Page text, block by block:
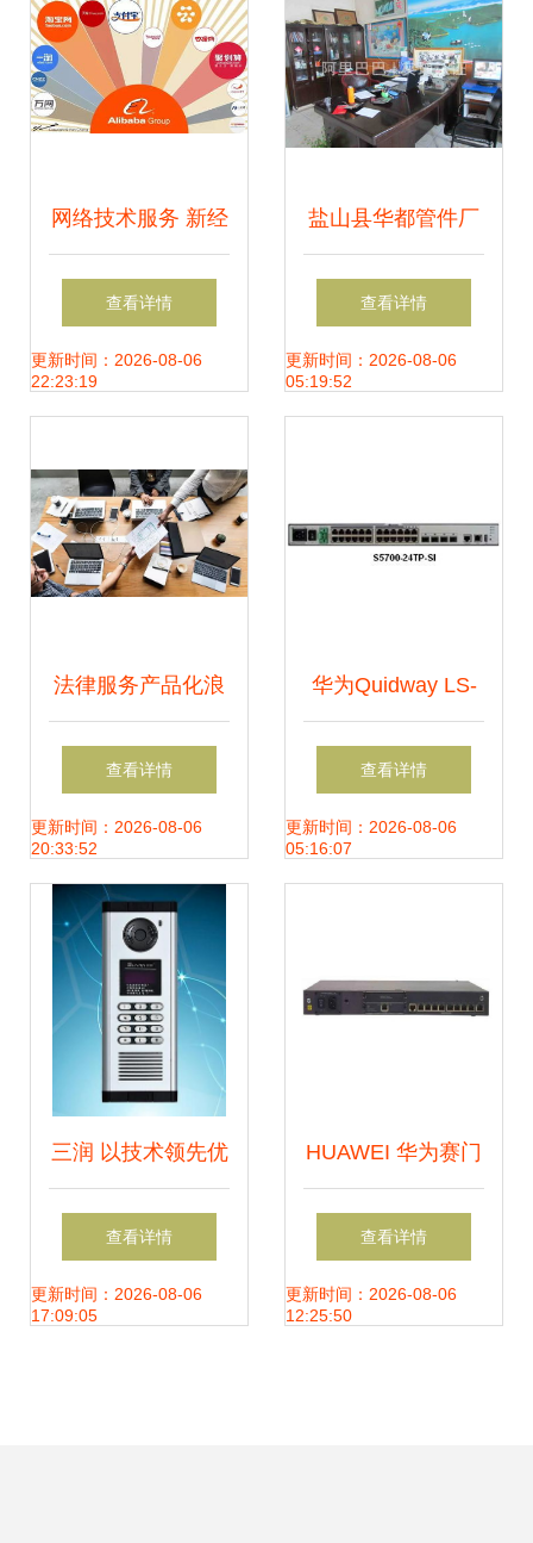
网络技术服务 新经
济时代的价值引擎
查看详情
更新时间：2026-08-06
22:23:19
盐山县华都管件厂
专业制造铝制管
件，网络技术服务
查看详情
更新时间：2026-08-06
05:19:52
法律服务产品化浪
潮下的青年律师职
业发展 以互联网与
网络技术服务为路
径
查看详情
更新时间：2026-08-06
20:33:52
华为Quidway LS-
S5328C-EI交换机
性能与可靠性的三
查看详情
更新时间：2026-08-06
05:16:07
三润 以技术领先优
势打造优质网络技
术服务
查看详情
更新时间：2026-08-06
17:09:05
HUAWEI 华为赛门
铁克USG2130硬件
防火墙 卓越的网络
查看详情
更新时间：2026-08-06
12:25:50